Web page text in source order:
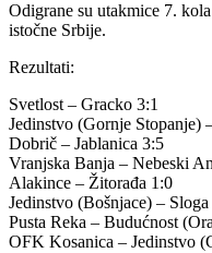
Odigrane su utakmice 7.
istočne Srbije.
Rezultati:
Svetlost – Gracko 3:1
Jedinstvo (Gornje Stopanje)
Dobrič – Jablanica 3:5
Vranjska Banja – Nebeski
Alakince – Žitorađa 1:0
Jedinstvo (Bošnjace) –
Pusta Reka – Budućnost
OFK Kosanica – Jedinstvo